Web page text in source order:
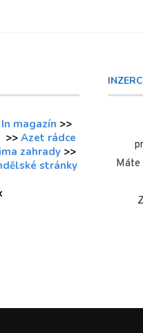
In magazín >>
>> Azet rádce
zahrady >>
stránky
Máte